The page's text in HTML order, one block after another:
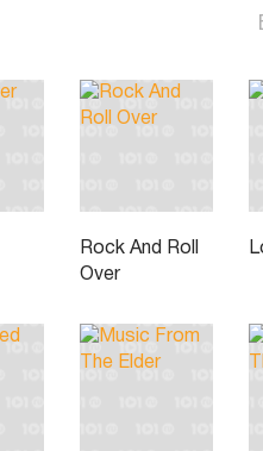
Rock And Roll
Over